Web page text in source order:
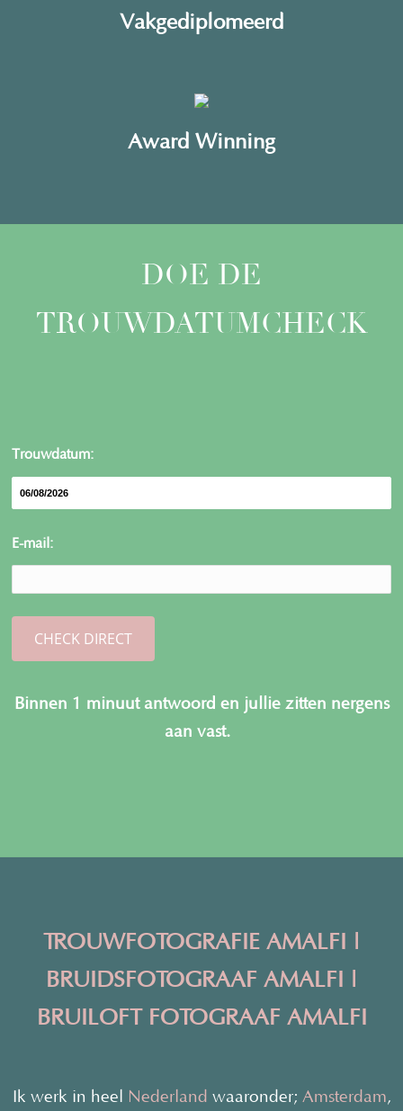
Vakgediplomeerd
Award Winning
DOE DE
TROUWDATUMCHECK
Trouwdatum:
E-mail:
Binnen 1 minuut antwoord en jullie zitten nergens
aan vast.
TROUWFOTOGRAFIE AMALFI |
BRUIDSFOTOGRAAF AMALFI |
BRUILOFT FOTOGRAAF AMALFI
Ik werk in heel Nederland waaronder; Amsterdam,